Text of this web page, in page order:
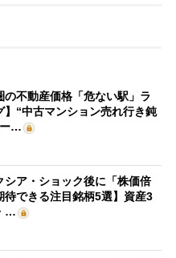
の不動産価格「危ない駅」ラ
】“中古マンション売れ行き鈍
ー…
シア・ショック後に「株価倍
待できる注目銘柄5選】資産3
…